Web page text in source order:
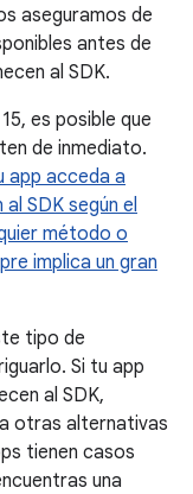
aseguramos de
antes de
al SDK.
es posible que
de inmediato.
app acceda a
SDK según el
método o
implica un gran
tipo de
Si tu app
al SDK,
otras alternativas
tienen casos
una